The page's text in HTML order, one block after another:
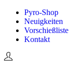
Pyro-Shop
Neuigkeiten
Vorschießliste
Kontakt